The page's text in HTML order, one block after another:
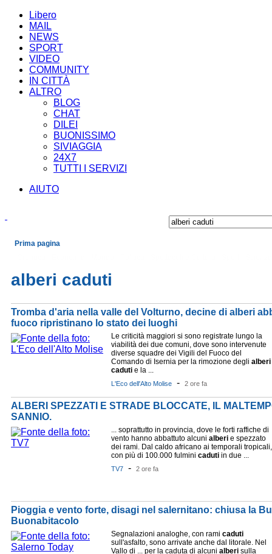
Libero
MAIL
NEWS
SPORT
VIDEO
COMMUNITY
IN CITTÀ
ALTRO
BLOG
CHAT
DILEI
BUONISSIMO
SIVIAGGIA
24X7
TUTTI I SERVIZI
AIUTO
Prima pagina
alberi caduti
Tromba d'aria nella valle del Volturno, decine di alberi
fuoco ripristinano lo stato dei luoghi
Le criticità maggiori si sono registrate lungo la
viabilità dei due comuni, dove sono intervenute
diverse squadre dei Vigili del Fuoco del
Comando di Isernia per la rimozione degli alberi
caduti e la ...
L'Eco dell'Alto Molise - 2 ore fa
ALBERI SPEZZATI E STRADE BLOCCATE, IL
SANNIO.
... soprattutto in provincia, dove le forti raffiche di
vento hanno abbattuto alcuni alberi e spezzato
dei rami. Dal caldo africano ai temporali tropicali,
con più di 100.000 fulmini caduti in due ...
TV7 - 2 ore fa
Pioggia e vento forte, disagi nel salernitano: chiusa la
Buonabitacolo
Segnalazioni analoghe, con rami caduti
sull'asfalto, sono arrivate anche dal litorale. Nel
Vallo di ... per la caduta di alcuni alberi sulla